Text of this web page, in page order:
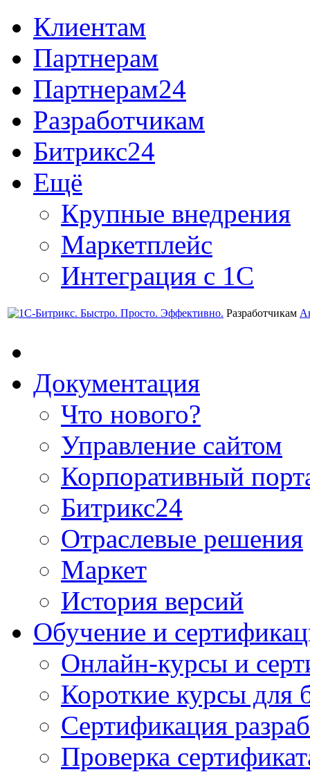
Клиентам
Партнерам
Партнерам24
Разработчикам
Битрикс24
Ещё
Крупные внедрения
Маркетплейс
Интеграция с 1С
Разработчикам
Документация
Что нового?
Управление сайтом
Корпоративный
Битрикс24
Отраслевые решения
Маркет
История версий
Обучение и
Онлайн-курсы и
Короткие курсы для
Сертификация
Проверка